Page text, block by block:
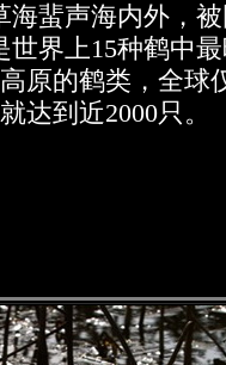
海蜚声海内外，
世界上15种鹤中
原的鹤类，全球
达到近2000只。